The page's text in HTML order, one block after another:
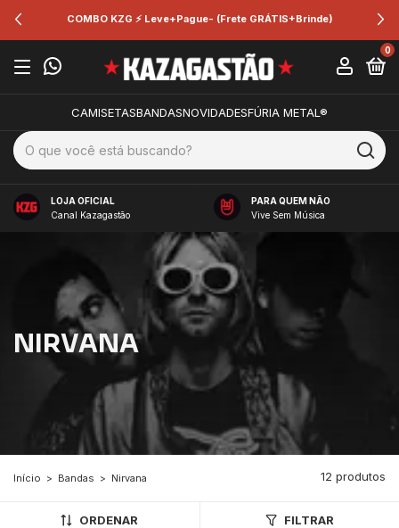
COMBO KZG ⚡ Leve+Pague- (Frete GRÁTIS+Brinde)
0
CAMISETASBANDASNOVIDADESFÚRIA METAL®
LOJA OFICIAL
Canal Kazagastão
PARA QUEM NÃO
Vive Sem Música
NIRVANA
Início > Bandas > Nirvana 12 produtos
ORDENAR FILTRAR